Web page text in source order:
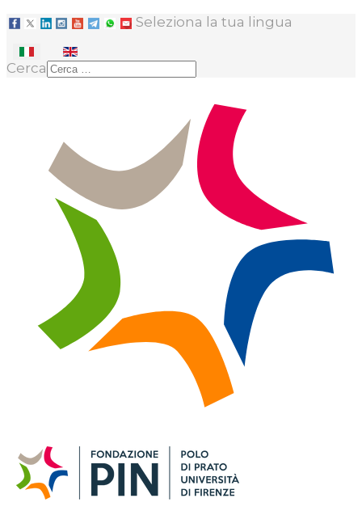
Seleziona la tua lingua
Cerca